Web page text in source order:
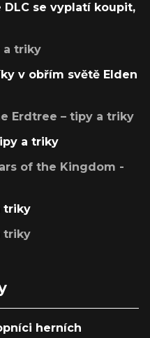
DLC se vyplatí koupit,
a triky
v obřím světě Elden
Erdtree – tipy a triky
a triky
of the Kingdom -
triky
triky
herních